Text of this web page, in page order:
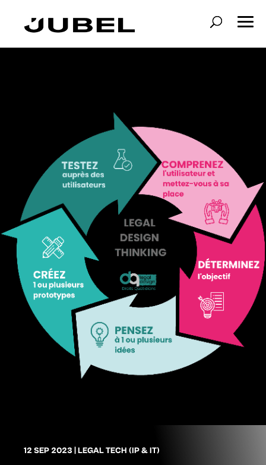
12 SEP 2023 |LEGAL TECH (IP & IT)